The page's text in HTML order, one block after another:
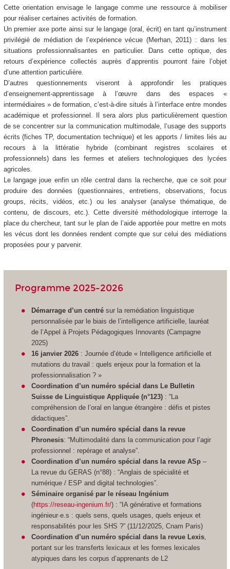
Cette orientation envisage le langage comme une ressource à mobiliser
pour réaliser certaines activités de formation.
Un premier axe porte ainsi sur le langage (oral, écrit) en tant qu’instrument
privilégié de médiation de l’expérience vécue (Merhan, 2011) : dans les
situations professionnalisantes en particulier. Dans cette optique, des
retours d’expérience collectés auprès d’apprentis pourront faire l’objet
d’une attention particulière.
D’autres questionnements viseront à approfondir les pratiques
d’enseignement-apprentissage à l’œuvre dans des espaces «
intermédiaires » de formation, c’est-à-dire situés à l’interface entre mondes
académique et professionnel. Il sera alors plus particulièrement question
de se concentrer sur la communication multimodale, l’usage des supports
écrits (fiches TP, documentation technique) et les apports / limites liés au
recours à la littératie hybride (combinant registres scolaires et
professionnels) dans les fermes et ateliers technologiques des lycées
agricoles.
Le langage joue enfin un rôle central dans la recherche, que ce soit pour
produire des données (questionnaires, entretiens, observations, focus
groups, récits, vidéos, etc.) ou les analyser (analyse thématique, de
contenu, de discours, etc.). Cette diversité méthodologique interroge la
place du chercheur, tant sur le plan de l’aide apportée pour mettre en mots
les vécus dont les données rendent compte que sur celui des médiations
proposées pour y parvenir.
Programme 2025-2026
Démarrage d’un centrésur la remédiation linguistique
personnalisée par le biais de l’intelligence artificielle, lauréat
de l’Appel à Projets Pédagogiques Innovants (Campagne
2025)
16 janvier 2026 : Journée d’étude « Intelligence artificielle et
mutations du travail : quels enjeux pour la formation et la
professionnalisation ? »
Coordination d’un numéro spécial dans Le Bulletin
Suisse de Linguistique Appliquée (n°123) : “La
compréhension de l’oral en langue étrangère : défis et pistes
didactiques”.
Coordination d’un numéro spécial dans la revue
Phronesis: “Multimodalité dans la communication pour l’agir
professionnel : repérage et analyse”.
Coordination d’un numéro spécial dans la revue ASp –
La revue du GERAS (n°88) : “Anglais de spécialité et
numérique / ESP and digital technologies”.
Séminaire organisé par le réseau Ingénium
(https://reseau-ingenium.fr/) : “IA générative et formations
ingénieur·e.s : quels sens, quels usages, quels enjeux et
responsabilités pour les SHS ?” (11/12/2025, Cnam Paris)
Coordination d’un numéro spécial dans la revue Lexis,
portant sur les transferts lexicaux et les formes lexicales
atypiques dans les corpus d’apprenants de L2